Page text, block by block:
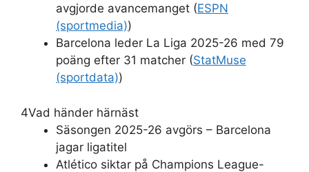
avgjorde avancemanget (ESPN
(sportmedia))
Barcelona leder La Liga 2025-26 med 79
poäng efter 31 matcher (StatMuse
(sportdata))
4Vad händer härnäst
Säsongen 2025-26 avgörs – Barcelona
jagar ligatitel
Atlético siktar på Champions League-